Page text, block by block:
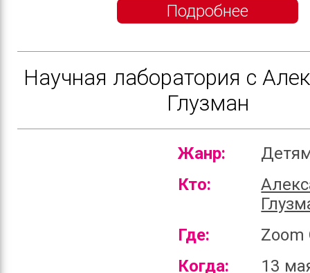
Подробнее
Научная лаборатория с
Глузман
Жанр:
Кто:
Где:
Zoom
Когда:
13